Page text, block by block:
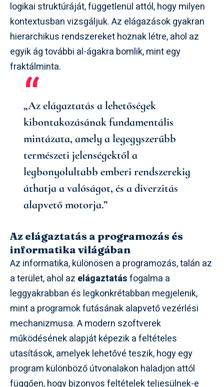
logikai struktúráját, függetlenül attól, hogy milyen
kontextusban vizsgáljuk. Az elágazások gyakran
hierarchikus rendszereket hoznak létre, ahol az
egyik ág további al-ágakra bomlik, mint egy
fraktálminta.
„Az elágaztatás a lehetőségek
kibontakozásának fundamentális
mintázata, amely a legegyszerűbb
természeti jelenségektől a
legbonyolultabb emberi rendszerekig
áthatja a valóságot, és a diverzitás
alapvető motorja.”
Az elágaztatás a programozás és
informatika világában
Az informatika, különösen a programozás, talán az
a terület, ahol az elágaztatásfogalma a
leggyakrabban és legkonkrétabban megjelenik,
mint a programok futásának alapvető vezérlési
mechanizmusa. A modern szoftverek
működésének alapját képezik a feltételes
utasítások, amelyek lehetővé teszik, hogy egy
program különböző útvonalakon haladjon attól
függően, hogy bizonyos feltételek teljesülnek-e